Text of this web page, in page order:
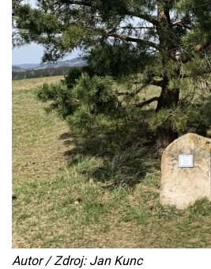
Autor / Zdroj: Jan Kunc